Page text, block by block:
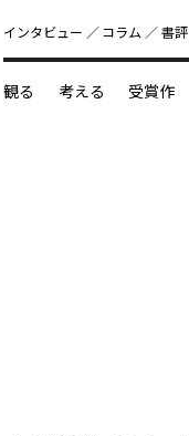
インタビュー コラム 書評
観る 考える 受賞作